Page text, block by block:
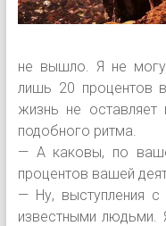
не вышло. Я не могу
лишь 20 процентов
жизнь не
подобного ритма.
— А каковы, по
процентов вашей
— Ну, выступления
известными